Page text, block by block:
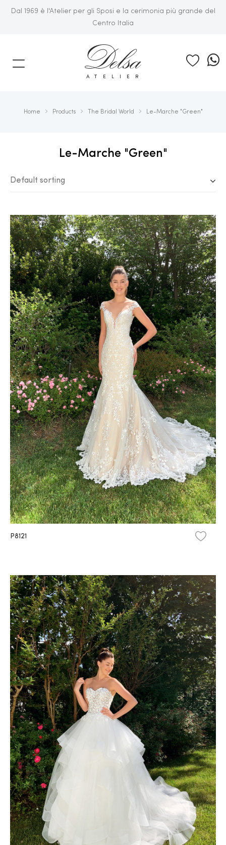
Dal 1969 è l'Atelier per gli Sposi e la cerimonia più grande del
Centro Italia
ATELIER
Home Products The Bridal World Le-Marche "Green"
Le-Marche "Green"
Default sorting
P8121